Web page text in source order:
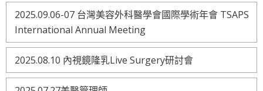
2025.09.06-07 台灣美容外科醫學會國際學術年會 TSAPS
International Annual Meeting
2025.08.10 內視鏡隆乳Live Surgery研討會